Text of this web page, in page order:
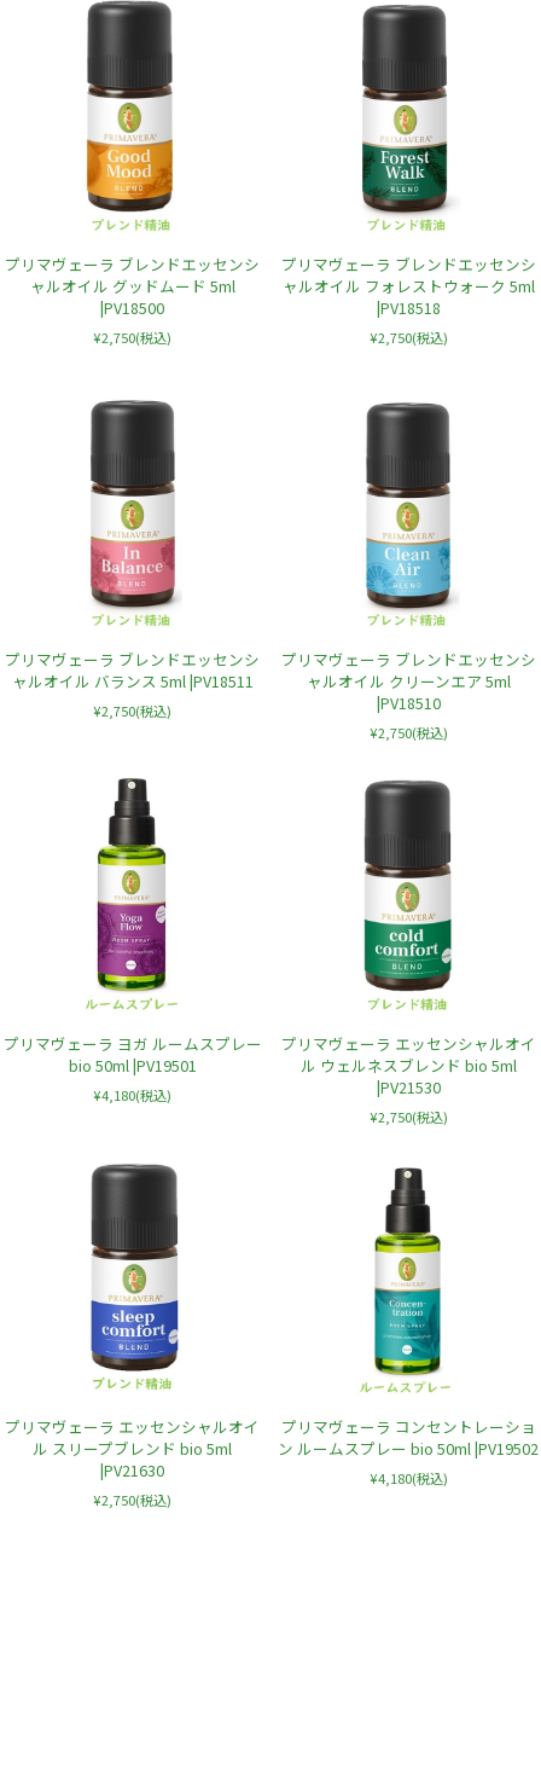
プリマヴェーラ ブレンドエッセンシ
ャルオイル グッドムード 5ml
|PV18500
¥2,750(税込)
プリマヴェーラ ブレンドエッセンシ
ャルオイル フォレストウォーク 5ml
|PV18518
¥2,750(税込)
プリマヴェーラ ブレンドエッセンシ
ャルオイル バランス 5ml |PV18511
¥2,750(税込)
プリマヴェーラ ブレンドエッセンシ
ャルオイル クリーンエア 5ml
|PV18510
¥2,750(税込)
プリマヴェーラ ヨガ ルームスプレー
bio 50ml |PV19501
¥4,180(税込)
プリマヴェーラ エッセンシャルオイ
ル ウェルネスブレンド bio 5ml
|PV21530
¥2,750(税込)
プリマヴェーラ エッセンシャルオイ
ル スリープブレンド bio 5ml
|PV21630
¥2,750(税込)
プリマヴェーラ コンセントレーショ
ン ルームスプレー bio 50ml |PV19502
¥4,180(税込)